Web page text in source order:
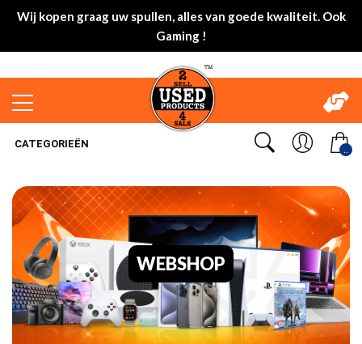
Wij kopen graag uw spullen, alles van goede kwaliteit. Ook
Gaming !
..
CATEGORIEËN
WEBSHOP